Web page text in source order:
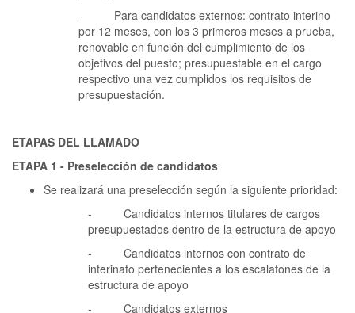
- Para candidatos externos: contrato interino
por 12 meses, con los 3 primeros meses a prueba,
renovable en función del cumplimiento de los
objetivos del puesto; presupuestable en el cargo
respectivo una vez cumplidos los requisitos de
presupuestación.
ETAPAS DEL LLAMADO
ETAPA 1 - Preselección de candidatos
Se realizará una preselección según la siguiente prioridad:
- Candidatos internos titulares de cargos
presupuestados dentro de la estructura de apoyo
- Candidatos internos con contrato de
interinato pertenecientes a los escalafones de la
estructura de apoyo
- Candidatos externos